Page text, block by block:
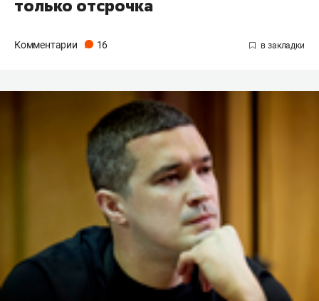
только отсрочка
Комментарии 16